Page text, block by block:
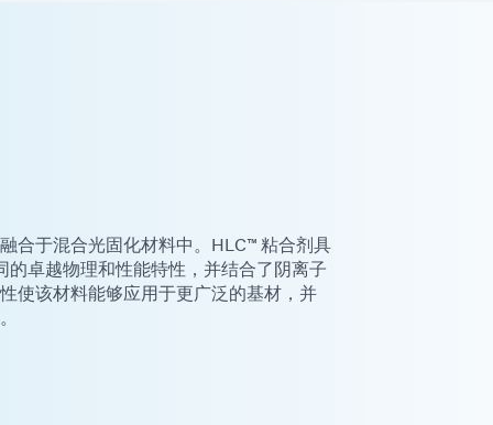
合于混合光固化材料中。HLC™ 粘合剂具
的卓越物理和性能特性，并结合了阴离子
使该材料能够应用于更广泛的基材，并